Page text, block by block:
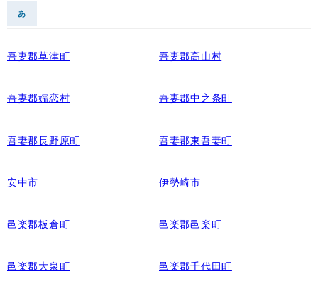
あ
吾妻郡草津町 吾妻郡高山村
吾妻郡嬬恋村 吾妻郡中之条町
吾妻郡長野原町 吾妻郡東吾妻町
安中市 伊勢崎市
邑楽郡板倉町 邑楽郡邑楽町
邑楽郡大泉町 邑楽郡千代田町